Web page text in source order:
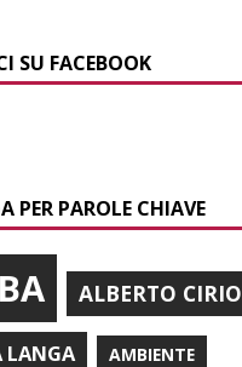
SU FACEBOOK
PER PAROLE CHIAVE
ALBERTO CIRIO
LANGA AMBIENTE